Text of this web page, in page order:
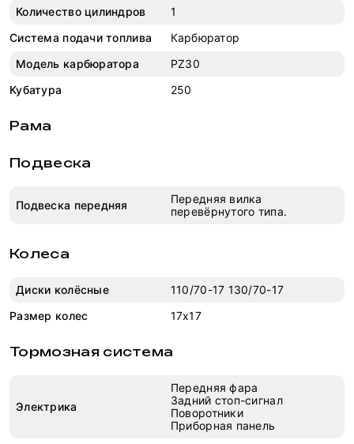
Количество цилиндров
1
Система подачи топлива
Карбюратор
Модель карбюратора
PZ30
Кубатура
250
Рама
Подвеска
Подвеска передняя
Передняя вилка
перевёрнутого типа.
Колеса
Диски колёсные
110/70-17 130/70-17
Размер колес
17x17
Тормозная система
Электрика
Передняя фара
Задний стоп-сигнал
Поворотники
Приборная панель